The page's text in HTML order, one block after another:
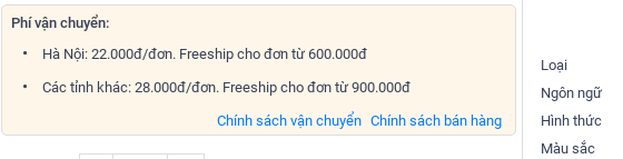
Phí vận chuyển:
Hà Nội: 22.000đ/đơn. Freeship cho đơn từ 600.000đ
Các tỉnh khác: 28.000đ/đơn. Freeship cho đơn từ 900.000đ
Chính sách bán hàng
Chính sách vận chuyển
Loại
Ngôn ngữ
Hình thức
Màu sắc